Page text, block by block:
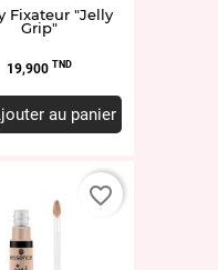
Fixateur "Jelly
Grip"
Prix
19,900 TND
au panier
favorite_border